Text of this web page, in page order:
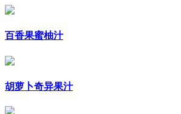
百香果蜜柚汁
胡萝卜奇异果汁